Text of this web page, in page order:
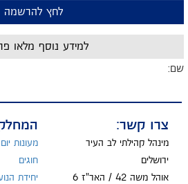
לחץ להרשמה
למידע נוסף מלאו
שם:
צרו קשר:
מינהל קהילתי לב העיר
ירושלים
אוהל משה 42 / האר"ז 6
מעונות יום
חוגים
יחידת